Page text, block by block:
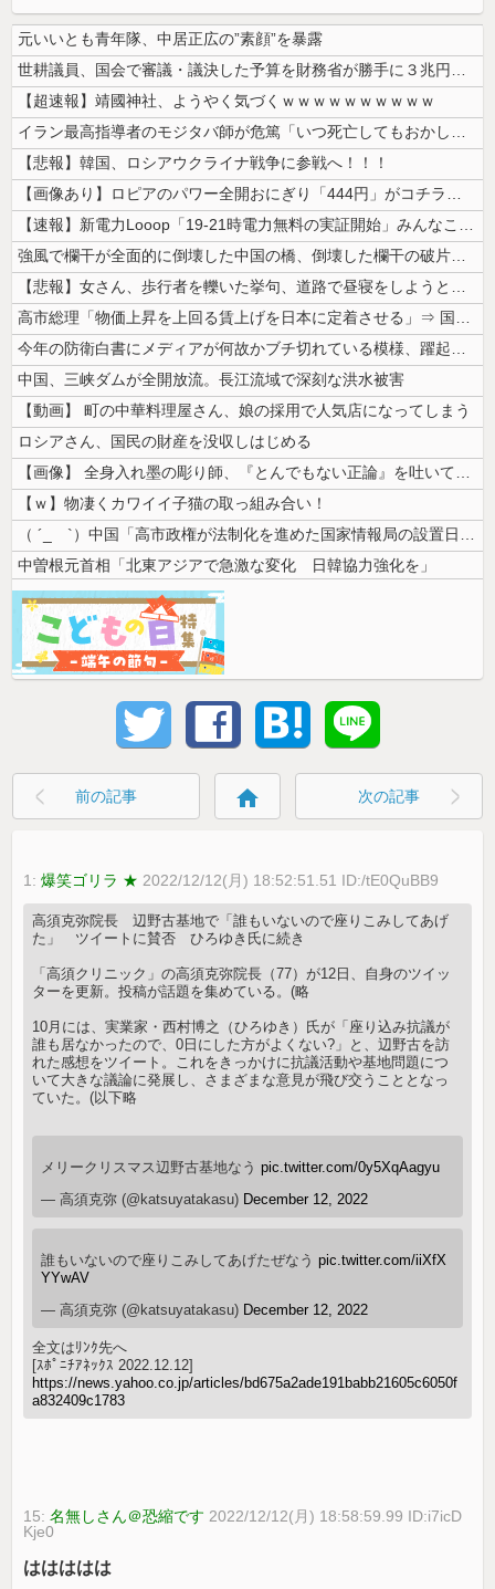
元いいとも青年隊、中居正広の”素顔”を暴露
世耕議員、国会で審議・議決した予算を財務省が勝手に３兆円動かしていると...
【超速報】靖國神社、ようやく気づくｗｗｗｗｗｗｗｗｗｗ
イラン最高指導者のモジタバ師が危篤「いつ死亡してもおかしくない」…イラ...
【悲報】韓国、ロシアウクライナ戦争に参戦へ！！！
【画像あり】ロピアのパワー全開おにぎり「444円」がコチラｗｗｗｗｗ
【速報】新電力Looop「19-21時電力無料の実証開始」みんなこれに...
強風で欄干が全面的に倒壊した中国の橋、倒壊した欄干の破片を調べると凄ま...
【悲報】女さん、歩行者を轢いた挙句、道路で昼寝をしようとしてしまう
高市総理「物価上昇を上回る賃上げを日本に定着させる」⇒ 国家公務員月...
今年の防衛白書にメディアが何故かブチ切れている模様、躍起になって批判す...
中国、三峡ダムが全開放流。長江流域で深刻な洪水被害
【動画】 町の中華料理屋さん、娘の採用で人気店になってしまう
ロシアさん、国民の財産を没収しはじめる
【画像】 全身入れ墨の彫り師、『とんでもない正論』を吐いて30万再生さ...
【ｗ】物凄くカワイイ子猫の取っ組み合い！
（ ´_ゝ`）中国「高市政権が法制化を進めた国家情報局の設置日が7月3...
中曽根元首相「北東アジアで急激な変化 日韓協力強化を」
前の記事 home 次の記事
1:爆笑ゴリラ ★ 2022/12/12(月) 18:52:51.51 ID:/tE0QuBB9
高須克弥院長 辺野古基地で「誰もいないので座りこみしてあげ
た」 ツイートに賛否 ひろゆき氏に続き
「高須クリニック」の高須克弥院長（77）が12日、自身のツイッ
ターを更新。投稿が話題を集めている。(略
10月には、実業家・西村博之（ひろゆき）氏が「座り込み抗議が
誰も居なかったので、0日にした方がよくない?」と、辺野古を訪
れた感想をツイート。これをきっかけに抗議活動や基地問題につ
いて大きな議論に発展し、さまざまな意見が飛び交うこととなっ
ていた。(以下略
メリークリスマス辺野古基地なうpic.twitter.com/0y5XqAagyu
— 高須克弥 (@katsuyatakasu) December 12, 2022
誰もいないので座りこみしてあげたぜなうpic.twitter.com/iiXfX
YYwAV
— 高須克弥 (@katsuyatakasu) December 12, 2022
全文はﾘﾝｸ先へ
[ｽﾎﾟﾆﾁｱﾈｯｸｽ 2022.12.12]
https://news.yahoo.co.jp/articles/bd675a2ade191babb21605c6050f
a832409c1783
15:名無しさん＠恐縮です 2022/12/12(月) 18:58:59.99 ID:i7icD
Kje0
ははははは